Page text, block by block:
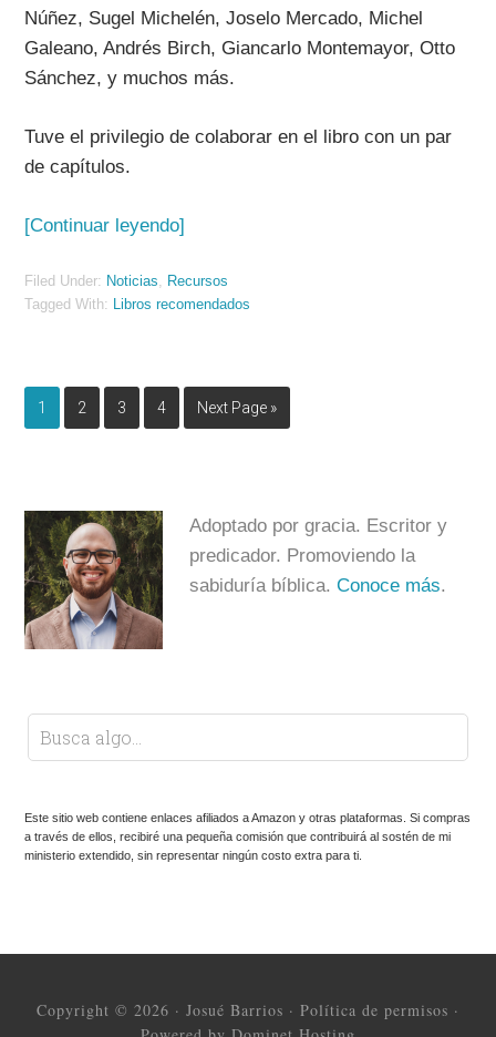
Núñez, Sugel Michelén, Joselo Mercado, Michel
Galeano, Andrés Birch, Giancarlo Montemayor, Otto
Sánchez, y muchos más.
Tuve el privilegio de colaborar en el libro con un par
de capítulos.
[Continuar leyendo]
Filed Under: Noticias, Recursos
Tagged With: Libros recomendados
1 2 3 4 Next Page »
Adoptado por gracia. Escritor y
predicador. Promoviendo la
sabiduría bíblica.Conoce más.
Este sitio web contiene enlaces afiliados a Amazon y otras plataformas. Si compras
a través de ellos, recibiré una pequeña comisión que contribuirá al sostén de mi
ministerio extendido, sin representar ningún costo extra para ti.
Copyright © 2026 · Josué Barrios · Política de permisos ·